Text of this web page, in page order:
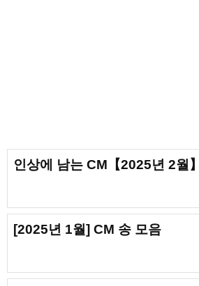
인상에 남는 CM【2025년 2월】
[2025년 1월] CM 송 모음